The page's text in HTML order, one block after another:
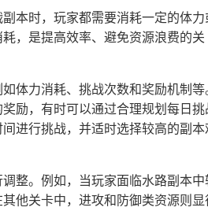
本时，玩家都需要消耗一定的体力
，是提高效率、避免资源浪费的关
体力消耗、挑战次数和奖励机制等
励，有时可以通过合理规划每日挑
进行挑战，并适时选择较高的副本
整。例如，当玩家面临水路副本中
他关卡中，进攻和防御类资源则显